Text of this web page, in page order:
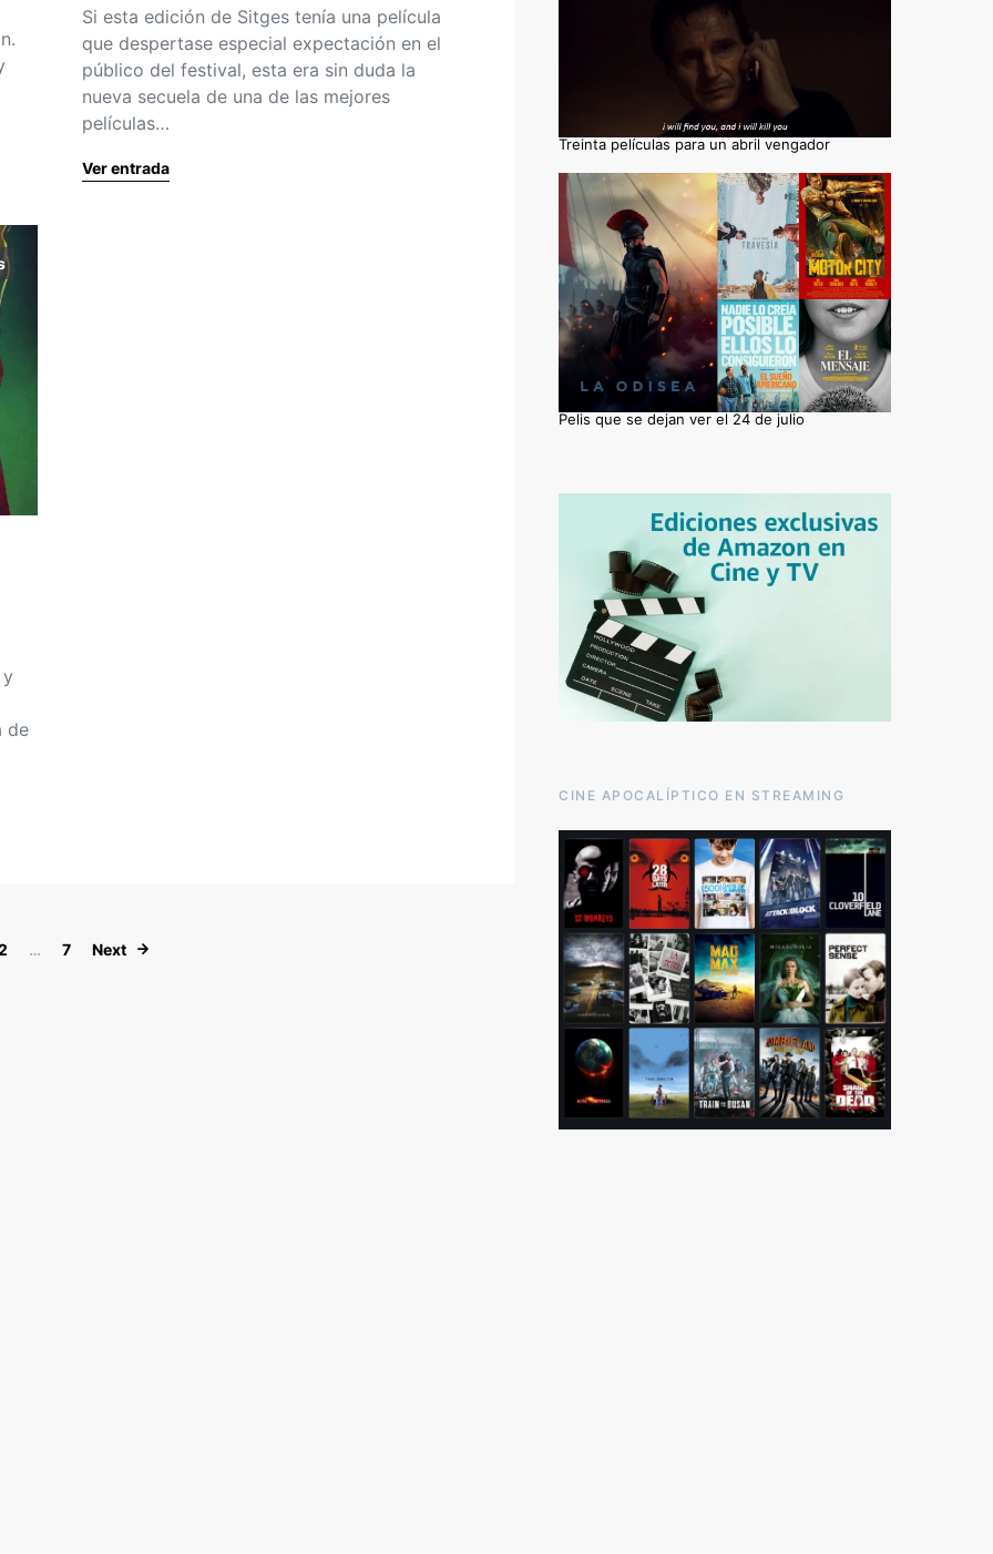
Si esta edición de Sitges tenía una película
que despertase especial expectación en el
público del festival, esta era sin duda la
nueva secuela de una de las mejores
películas…
Ver entrada
de
Paginación de entradas
… 7 Next
Treinta películas para un abril vengador
Pelis que se dejan ver el 24 de julio
CINE APOCALÍPTICO EN STREAMING